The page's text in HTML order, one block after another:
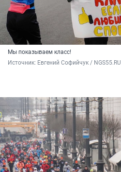
Мы показываем класс!
Источник: Евгений Софийчук / NGS55.RU